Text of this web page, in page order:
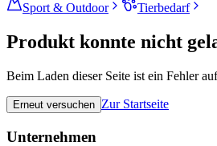
Sport & Outdoor
Tierbedarf
Produkt konnte nicht
Beim Laden dieser Seite ist ein Fehler
Erneut versuchen Zur Startseite
Unternehmen